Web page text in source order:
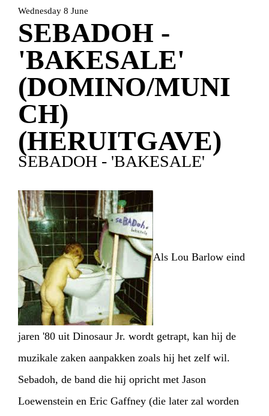
HOME PROGRAMMA
Wednesday 8 June
SEBADOH -
'BAKESALE'
(DOMINO/MUNI
CH)
(HERUITGAVE)
SEBADOH - 'BAKESALE'
Als Lou Barlow eind
jaren '80 uit Dinosaur Jr. wordt getrapt, kan hij de
muzikale zaken aanpakken zoals hij het zelf wil.
Sebadoh, de band die hij opricht met Jason
Loewenstein en Eric Gaffney (die later zal worden